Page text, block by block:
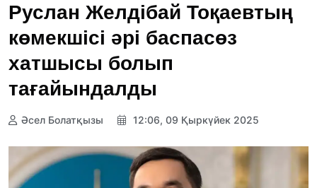
Руслан Желдібай Тоқаевтың
көмекшісі әрі баспасөз
хатшысы болып
тағайындалды
Әсел Болатқызы 12:06, 09 Қыркүйек 2025